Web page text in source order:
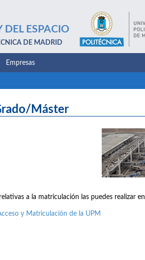
DEL ESPACIO
DE MADRID
Empresas
Máster
a la matriculación las puedes realizar en
y Matriculación de la UPM